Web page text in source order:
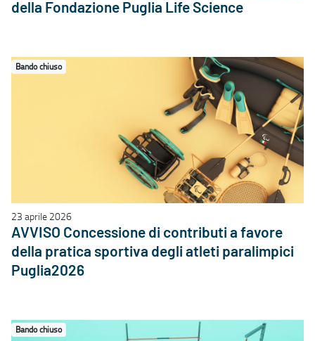
della Fondazione Puglia Life Science
Bando chiuso
23 aprile 2026
AVVISO Concessione di contributi a favore
della pratica sportiva degli atleti paralimpici
Puglia2026
Bando chiuso